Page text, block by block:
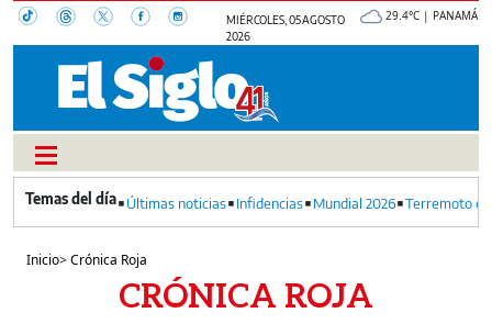
MIÉRCOLES, 05 AGOSTO
2026
29.4°C | PANAMÁ
Últimas noticias Infidencias Mundial 2026 Terremoto
Inicio>Crónica Roja
CRÓNICA ROJA